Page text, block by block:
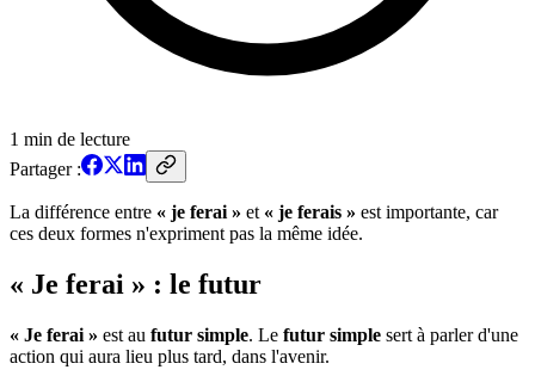
1 min de lecture
Partager :
La différence entre « je ferai » et « je ferais » est importante, car
ces deux formes n'expriment pas la même idée.
« Je ferai » : le futur
« Je ferai » est au futur simple. Le futur simple sert à parler d'une
action qui aura lieu plus tard, dans l'avenir.